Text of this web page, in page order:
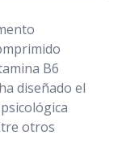
B6
diseñado el
otros